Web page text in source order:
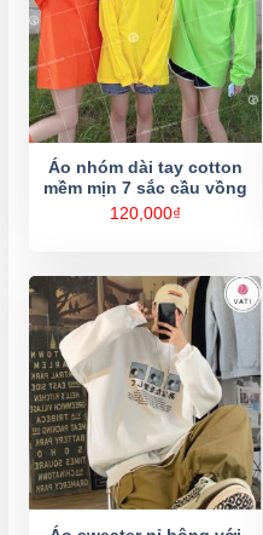
Áo nhóm dài tay cotton
mềm mịn 7 sắc cầu vồng
120,000₫